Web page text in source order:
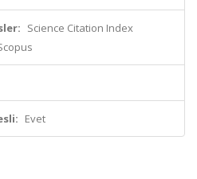
Science Citation Index
Evet